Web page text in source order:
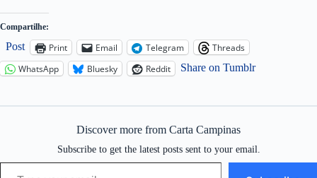
Compartilhe:
Post Print Email Telegram
Threads
WhatsApp
Bluesky Reddit Share on Tumblr
Discover more from Carta Campinas
Subscribe to get the latest posts sent to your email.
Type your email…